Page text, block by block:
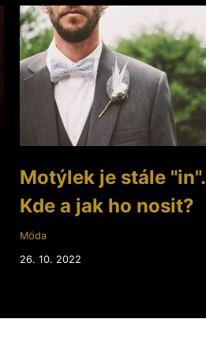
Motýlek je stále "in".
Kde a jak ho nosit?
Móda
26. 10. 2022